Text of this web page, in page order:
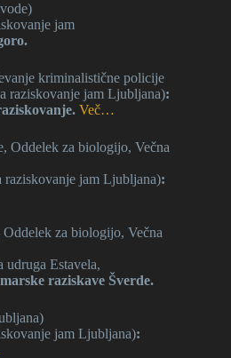
jam
kriminalistične policije
raziskovanje jam Ljubljana):
Več…
Oddelek za biologijo, Večna
raziskovanje jam Ljubljana):
za biologijo, Večna
udruga Estavela,
raziskave Šverde.
jam Ljubljana):